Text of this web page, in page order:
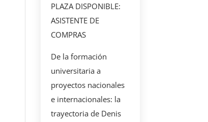
PLAZA DISPONIBLE:
ASISTENTE DE
COMPRAS
De la formación
universitaria a
proyectos nacionales
e internacionales: la
trayectoria de Denis